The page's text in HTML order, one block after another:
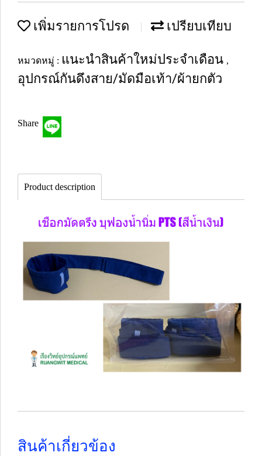
เพิ่มรายการโปรด เปรียบเทียบ
หมวดหมู่ : แนะนำสินค้าใหม่ประจำเดือน ,
อุปกรณ์กันดึงสาย/มัดมือเท้า/ผ้ายกตัว
Share
Product description
สินค้าเกี่ยวข้อง